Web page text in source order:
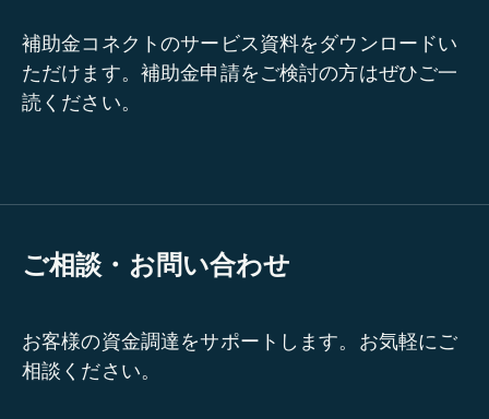
補助金コネクトのサービス資料をダウンロードい
ただけます。補助金申請をご検討の方はぜひご一
読ください。
ご相談・お問い合わせ
お客様の資金調達をサポートします。お気軽にご
相談ください。